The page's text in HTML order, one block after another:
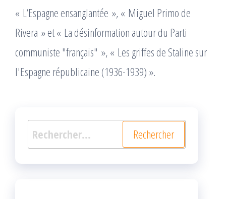
« L’Espagne ensanglantée », « Miguel Primo de
Rivera » et « La désinformation autour du Parti
communiste "français" », « Les griffes de Staline sur
l'Espagne républicaine (1936-1939) ».
Rechercher :